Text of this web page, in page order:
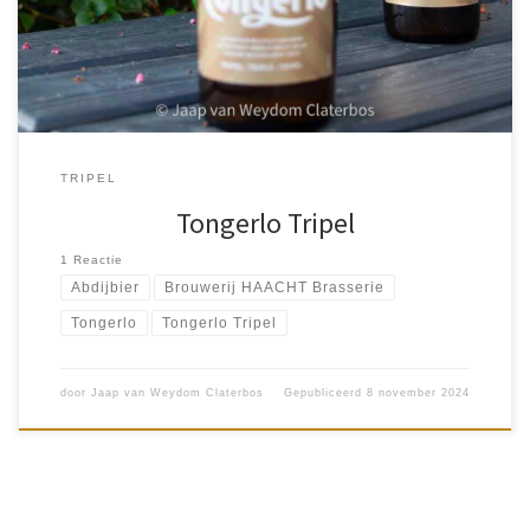
TRIPEL
Tongerlo Tripel
1 Reactie
Abdijbier Brouwerij HAACHT Brasserie
Tongerlo Tongerlo Tripel
door Jaap van Weydom Claterbos Gepubliceerd8 november 2024